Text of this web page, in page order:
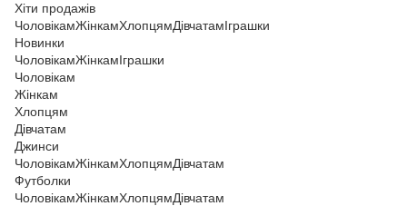
Хіти продажів
ЧоловікамЖінкамХлопцямДівчатамІграшки
Новинки
ЧоловікамЖінкамІграшки
Чоловікам
Жінкам
Хлопцям
Дівчатам
Джинси
ЧоловікамЖінкамХлопцямДівчатам
Футболки
ЧоловікамЖінкамХлопцямДівчатам